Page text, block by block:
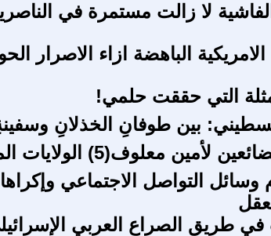
لا زالت مستمرة في
الامريكية الباهضة ازاء الاصرار
التي حققت حلمي!
بين طوفانِ الخذلانِ
معلوف(5) الولايات المتحدة واللوبي اللبناني
وسائل التواصل الاجتماعي
طريق الصراع العربي الإسرائيلي